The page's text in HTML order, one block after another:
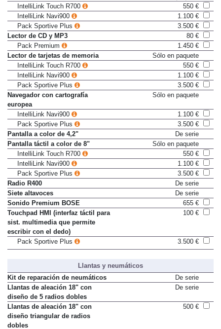
Doble conexión USB
Sólo en paquete
IntelliLink Touch R700
550 €
IntelliLink Navi900
1.100 €
Pack Sportive Plus
3.500 €
Lector de CD y MP3
80 €
Pack Premium
1.450 €
Lector de tarjetas de memoria
Sólo en paquete
IntelliLink Touch R700
550 €
IntelliLink Navi900
1.100 €
Pack Sportive Plus
3.500 €
Navegador con cartografía
europea
IntelliLink Navi900
1.100 €
Pack Sportive Plus
3.500 €
Pantalla a color de 4,2"
De serie
Pantalla táctil a color de 8"
Sólo en paquete
IntelliLink Touch R700
550 €
IntelliLink Navi900
1.100 €
Pack Sportive Plus
3.500 €
Radio R400
De serie
Siete altavoces
De serie
Sonido Premium BOSE
655 €
Touchpad HMI (interfaz táctil para
sist. multimedia que permite
escribir con el dedo)
Pack Sportive Plus 3.500 €
Llantas y neumáticos
Kit de reparación de neumáticos
De serie
Llantas de aleación 18" con
diseño de 5 radios dobles
Llantas de aleación 18" con
diseño triangular de radios